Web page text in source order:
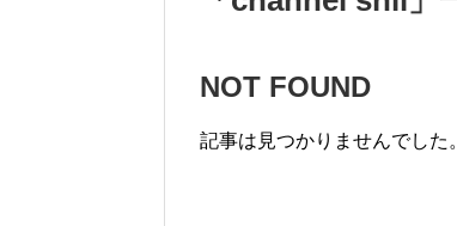
NOT FOUND
記事は見つかりませんでした。